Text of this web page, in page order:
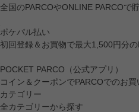
全国のPARCOやONLINE PARCOで
ポケパル払い
初回登録＆お買物で最大1,500円分
POCKET PARCO（公式アプリ）
コイン＆クーポンでPARCOでのお
カテゴリー
全カテゴリーから探す